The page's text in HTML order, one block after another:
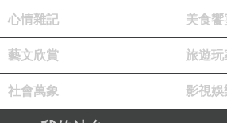
心情雜記 美食饗
藝文欣賞 旅遊玩
社會萬象 影視娛